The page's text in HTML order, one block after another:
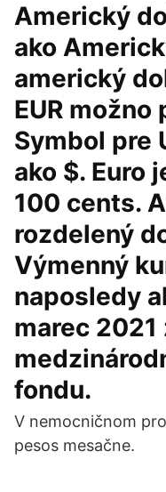
Americký
ako
americký
EUR možno
Symbol pre
ako $. Euro
100 cents.
rozdelený
Výmenný
naposledy
marec 2021
fondu.
V nemocničnom
pesos mesačne.